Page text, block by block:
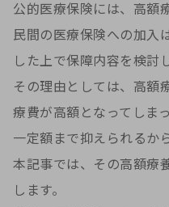
公的医療保険には、高額
民間の医療保険への加入
した上で保障内容を検討
その理由としては、高額
療費が高額となってしま
一定額まで抑えられるから
本記事では、その高額療
します。